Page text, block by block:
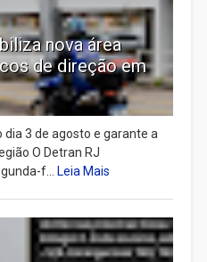
nova área
de direção em
dia 3 de agosto e garante a
O Detran RJ
f...
Leia Mais